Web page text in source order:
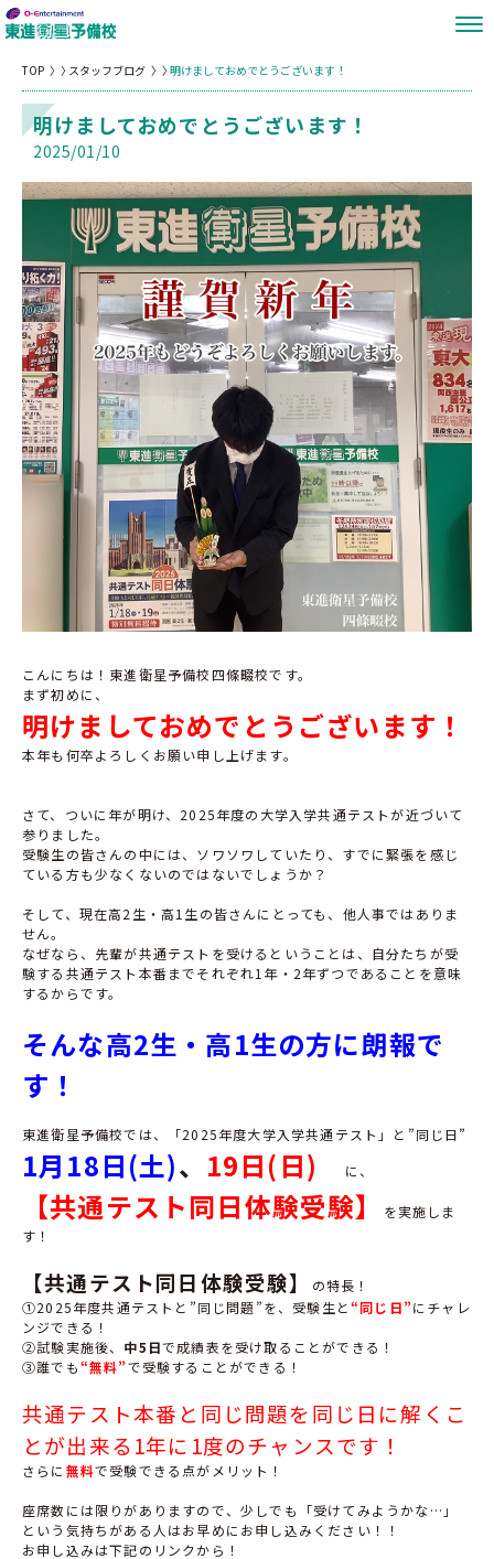
TOP スタッフブログ 明けましておめでとうございます！
明けましておめでとうございます！
2025/01/10
こんにちは！東進衛星予備校四條畷校です。
まず初めに、
明けましておめでとうございます！
本年も何卒よろしくお願い申し上げます。
さて、ついに年が明け、2025年度の大学入学共通テストが近づいて
参りました。
受験生の皆さんの中には、ソワソワしていたり、すでに緊張を感じ
ている方も少なくないのではないでしょうか？
そして、現在高2生・高1生の皆さんにとっても、他人事ではありま
せん。
なぜなら、先輩が共通テストを受けるということは、自分たちが受
験する共通テスト本番までそれぞれ1年・2年ずつであることを意味
するからです。
そんな高2生・高1生の方に朗報で
す！
東進衛星予備校では、「2025年度大学入学共通テスト」と”同じ日”
1月18日(土)、 19日(日) に、
【共通テスト同日体験受験】
を実施しま
す！
【共通テスト同日体験受験】
の特長！
①2025年度共通テストと”同じ問題”を、受験生と“同じ日”にチャレ
ンジできる！
②試験実施後、 中5日で成績表を受け取ることができる！
③誰でも“無料”で受験することができる！
共通テスト本番と同じ問題を同じ日に解くこ
とが出来る1年に1度のチャンスです！
さらに 無料で受験できる点がメリット！
座席数には限りがありますので、少しでも「受けてみようかな…」
という気持ちがある人はお早めにお申し込みください！！
お申し込みは下記のリンクから！